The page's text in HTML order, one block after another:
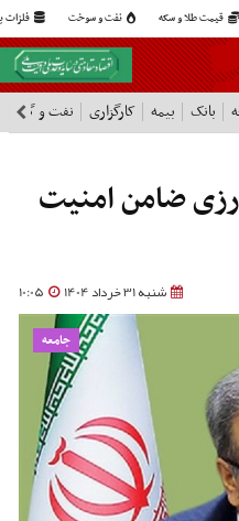
قیمت طلا و سکه نفت و سوخت فلزات
بانک بیمه کارگزاری نفت و گاز
ضامن امنیت
شنبه 31 خرداد 1404 10:05
جامعه